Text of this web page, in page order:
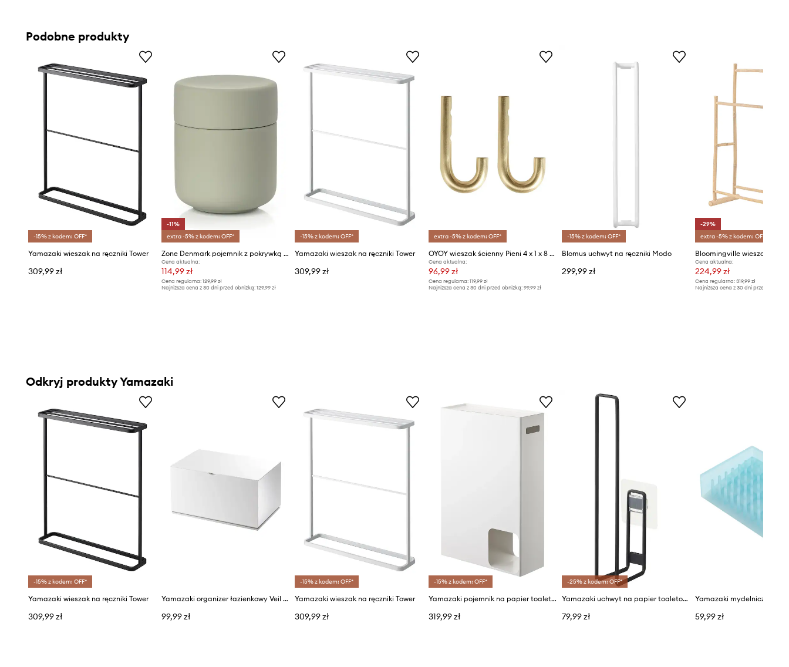
Podobne produkty
-15% z kodem: OFF*
Yamazaki wieszak na ręczniki Tower
309,99 zł
-11%
extra -5% z kodem: OFF*
Zone Denmark pojemnik z pokrywką Ume
Cena aktualna:
114,99 zł
Cena regularna:129,99 zł
Najniższa cena z 30 dni przed obniżką:129,99 zł
-15% z kodem: OFF*
Yamazaki wieszak na ręczniki Tower
309,99 zł
extra -5% z kodem: OFF*
OYOY wieszak ścienny Pieni 4 x 1 x 8 cm 2-pack
Cena aktualna:
96,99 zł
Cena regularna: 119,99 zł
Najniższa cena z 30 dni przed obniżką: 99,99 zł
-15% z kodem: OFF*
Blomus uchwyt na ręczniki Modo
299,99 zł
-29%
extra -5% z kodem: OFF*
Cena aktualna:
224,99 zł
Cena regularna: 319,99 zł
Najniższa cena z 30 dni przed obniżką:
Odkryj produkty Yamazaki
-15% z kodem: OFF*
Yamazaki wieszak na ręczniki Tower
309,99 zł
Yamazaki organizer łazienkowy Veil 16 x 10 x 9 cm
99,99 zł
-15% z kodem: OFF*
Yamazaki wieszak na ręczniki Tower
309,99 zł
-15% z kodem: OFF*
Yamazaki pojemnik na papier toaletowy
319,99 zł
-25% z kodem: OFF*
Yamazaki uchwyt na papier toaletowy Tower
79,99 zł
Yamazaki mydelniczka
59,99 zł